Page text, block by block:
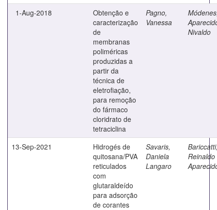
1-Aug-2018
Obtenção e
caracterização
de
membranas
poliméricas
produzidas a
partir da
técnica de
eletrofiação,
para remoção
do fármaco
cloridrato de
tetraciclina
Pagno,
Vanessa
Nivaldo
13-Sep-2021
Hidrogés de
quitosana/PVA
reticulados
com
glutaraldeído
para adsorção
de corantes
Savaris,
Daniela
Langaro
Reinaldo